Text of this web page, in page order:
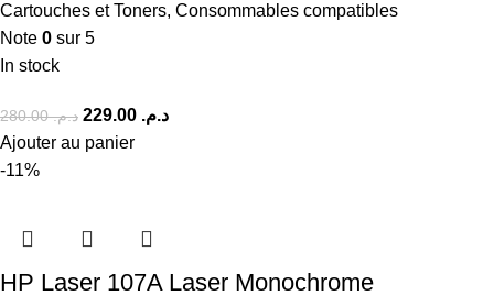
Cartouches et Toners, Consommables compatibles
Note 0 sur 5
In stock
د.م.280.00 د.م.
Ajouter au panier
-11%
HP Laser 107A Laser Monochrome